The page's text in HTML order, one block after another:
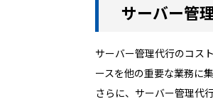
サーバー管
サーバー管理代行のコス
ースを他の重要な業務に
さらに、サーバー管理代